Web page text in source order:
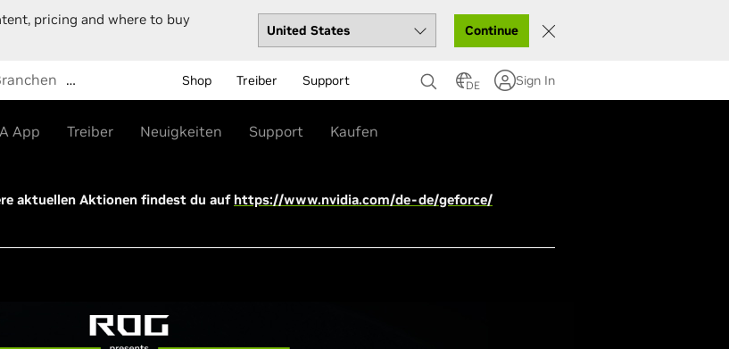
pricing and where to buy
Continue
… Shop Treiber Support DE Sign In
App Treiber Neuigkeiten Support Kaufen
aktuellen Aktionen findest du auf https://www.nvidia.com/de-de/geforce/